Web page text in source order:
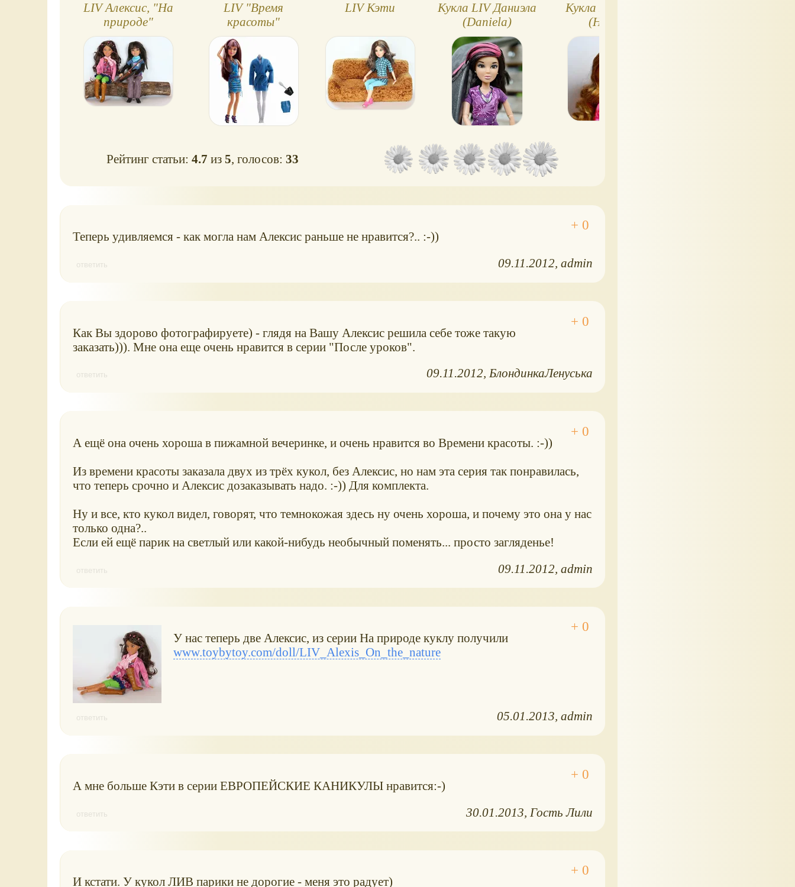
LIV Алексис, "На
природе"
LIV "Время
красоты"
LIV Кэти
Кукла LIV Даниэла
(Daniela)
Кукла LIV Хэйден
(Hayden)
Рейтинг статьи:4.7 из5, голосов:33
Теперь удивляемся - как могла нам Алексис раньше не нравится?.. :-))
ответить 09.11.2012 admin
Как Вы здорово фотографируете) - глядя на Вашу Алексис решила себе тоже такую
заказать))). Мне она еще очень нравится в серии "После уроков".
ответить 09.11.2012 БлондинкаЛенуська
А ещё она очень хороша в пижамной вечеринке, и очень нравится во Времени красоты. :-))
Из времени красоты заказала двух из трёх кукол, без Алексис, но нам эта серия так понравилась,
что теперь срочно и Алексис дозаказывать надо. :-)) Для комплекта.
Ну и все, кто кукол видел, говорят, что темнокожая здесь ну очень хороша, и почему это она у нас
только одна?..
Если ей ещё парик на светлый или какой-нибудь необычный поменять... просто загляденье!
ответить 09.11.2012 admin
У нас теперь две Алексис, из серии На природе куклу получили
www.toybytoy.com/doll/LIV_Alexis_On_the_nature
ответить 05.01.2013 admin
А мне больше Кэти в серии ЕВРОПЕЙСКИЕ КАНИКУЛЫ нравится:-)
ответить 30.01.2013 Гость Лили
И кстати. У кукол ЛИВ парики не дорогие - меня это радует)